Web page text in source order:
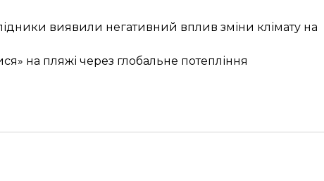
виявили негативний вплив зміни клімату на
на пляжі через глобальне потепління